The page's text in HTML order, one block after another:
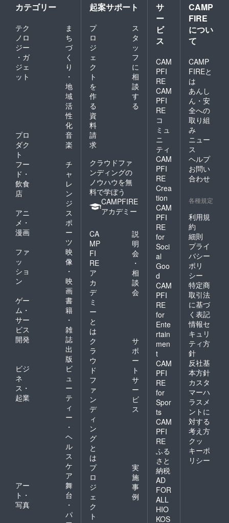
カテゴリー
テク
ノロ
ジー
・ガ
ジェ
ット
ま
ち
づ
く
り
・
地
域
活
性
化
プロ
ダク
ト
音
楽
フー
ド・
飲食
店
チ
ャ
レ
ン
ジ
アニ
メ・
漫画
ス
ポ
ー
ツ
ファ
ッ
ショ
ン
映
像
・
映
画
ゲー
ム・
サー
ビス
開発
書
籍
・
雑
誌
出
版
ビジ
ネ
ス・
起業
ビ
ュ
ー
テ
ィ
ー
・
ヘ
ル
ス
ケ
ア
アー
ト・
写真
舞
台
・
パ
起案サポート
プ
ロ
ジ
ェ
ク
ト
を
作
る
ス
タ
ッ
フ
に
相
談
す
る
資
料
請
求
クラウドファ
ンディングの
ノウハウを無
料で学ぼう
CAMPFIRE
アカデミー
CA
MP
FI
RE
ア
カ
デ
ミ
ー
と
は
説
明
会
・
相
談
会
ク
ラ
ウ
ド
フ
ァ
ン
デ
ィ
ン
グ
と
は
サ
ポ
ー
ト
サ
ー
ビ
ス
プ
ロ
ジ
ェ
ク
ト
実
施
事
例
サ
ー
ビ
ス
CAM
PFI
RE
CAM
PFI
RE
コ
ミュ
ニ
ティ
CAM
PFI
RE
Crea
tion
CAM
PFI
RE
for
Soci
al
Goo
d
CAM
PFI
RE
for
Ente
rtain
men
t
CAM
PFI
RE
for
Spor
ts
CAM
PFI
RE
ふる
さと
納税
AD
FOR
ALL
HIO
KOS
CAMP
FIRE
につい
て
CAMP
FIREと
は
あんし
ん・安
全への
取り組
み
ニュー
ス
ヘルプ
お問い
合わせ
各種規定
利用規
約
細則
プライ
バシー
ポリ
シー
特定商
取引法
に基づ
く表記
情報セ
キュリ
ティ方
針
反社基
本方針
カスタ
マーハ
ラスメ
ントに
対する
考え方
クッ
キーポ
リシー